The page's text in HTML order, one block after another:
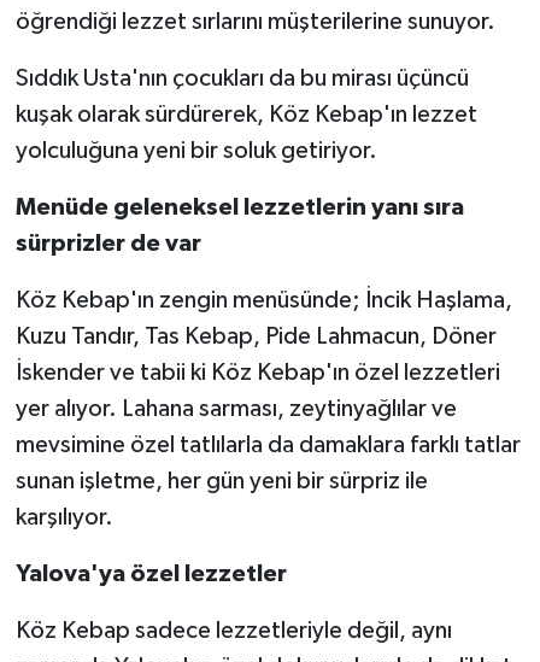
öğrendiği lezzet sırlarını müşterilerine sunuyor.
Sıddık Usta'nın çocukları da bu mirası üçüncü
kuşak olarak sürdürerek, Köz Kebap'ın lezzet
yolculuğuna yeni bir soluk getiriyor.
Menüde geleneksel lezzetlerin yanı sıra
sürprizler de var
Köz Kebap'ın zengin menüsünde; İncik Haşlama,
Kuzu Tandır, Tas Kebap, Pide Lahmacun, Döner
İskender ve tabii ki Köz Kebap'ın özel lezzetleri
yer alıyor. Lahana sarması, zeytinyağlılar ve
mevsimine özel tatlılarla da damaklara farklı tatlar
sunan işletme, her gün yeni bir sürpriz ile
karşılıyor.
Yalova'ya özel lezzetler
Köz Kebap sadece lezzetleriyle değil, aynı